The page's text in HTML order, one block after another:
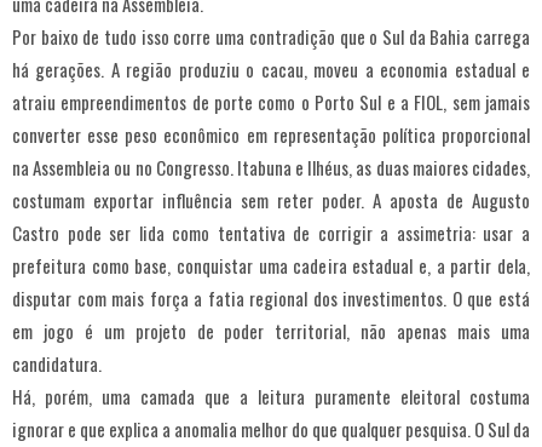
Por baixo de tudo isso corre uma contradição que o Sul da Bahia carrega
há gerações. A região produziu o cacau, moveu a economia estadual e
atraiu empreendimentos de porte como o Porto Sul e a FIOL, sem jamais
converter esse peso econômico em representação política proporcional
na Assembleia ou no Congresso. Itabuna e Ilhéus, as duas maiores cidades,
costumam exportar influência sem reter poder. A aposta de Augusto
Castro pode ser lida como tentativa de corrigir a assimetria: usar a
prefeitura como base, conquistar uma cadeira estadual e, a partir dela,
disputar com mais força a fatia regional dos investimentos. O que está
em jogo é um projeto de poder territorial, não apenas mais uma
candidatura.
Há, porém, uma camada que a leitura puramente eleitoral costuma
ignorar e que explica a anomalia melhor do que qualquer pesquisa. O Sul da